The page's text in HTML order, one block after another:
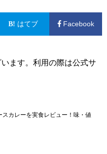
はてブ Facebook
ます。利用の際は公式サ
カレーを実食レビュー！味・値